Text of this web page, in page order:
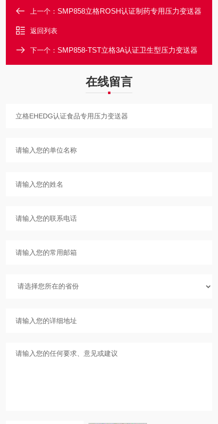
上一个： SMP858立格ROSH认证制药专用压力变送器
返回列表
下一个： SMP858-TST立格3A认证卫生型压力变送器
在线留言